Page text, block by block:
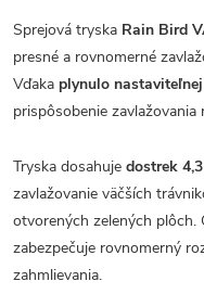
Sprejová tryska Rain Bird
presné a rovnomerné
Vďaka plynulo nastaviteľnej
prispôsobenie
Tryska dosahuje dostrek
zavlažovanie väčších
otvorených zelených
zabezpečuje rovnomerný
zahmlievania.